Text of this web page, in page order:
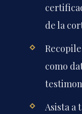
de la
como
Asista a